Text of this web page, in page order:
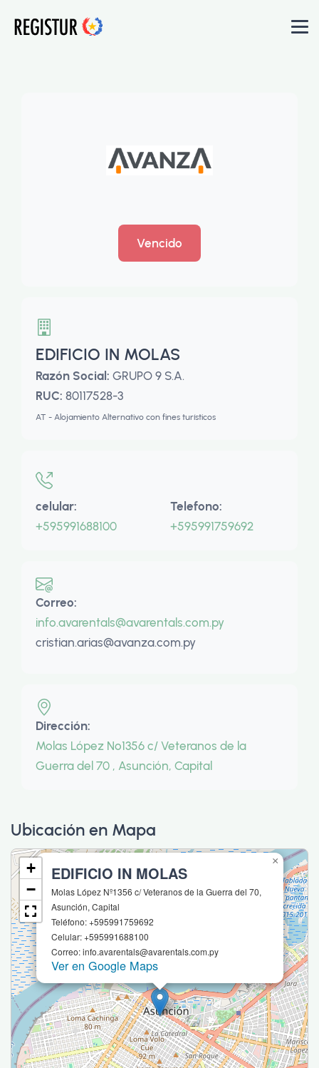
Vencido
EDIFICIO IN MOLAS
Razón Social: GRUPO 9 S.A.
RUC: 80117528-3
AT - Alojamiento Alternativo con fines turísticos
celular:
+595991688100
Telefono:
+595991759692
Correo:
info.avarentals@avarentals.com.py
cristian.arias@avanza.com.py
Dirección:
Molas López Nº1356 c/ Veteranos de la
Guerra del 70 , Asunción, Capital
Ubicación en Mapa
EDIFICIO IN MOLAS
Molas López Nº1356 c/ Veteranos de la Guerra del 70,
Asunción, Capital
Teléfono: +595991759692
Celular: +595991688100
Correo: info.avarentals@avarentals.com.py
Ver en Google Maps
×
+
−